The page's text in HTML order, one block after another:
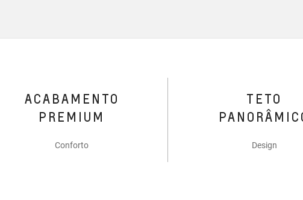
ACABAMENTO
PREMIUM
Conforto
TETO
Design